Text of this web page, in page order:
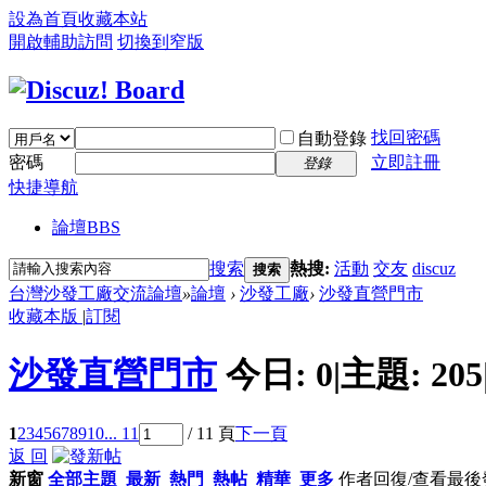
設為首頁收藏本站
開啟輔助訪問 切換到窄版
自動登錄 找回密碼
密碼
登錄
立即註冊
快捷導航
論壇BBS
搜索 搜索 熱搜: 活動 交友 discuz
台灣沙發工廠交流論壇»論壇 › 沙發工廠› 沙發直營門市
收藏本版 |訂閱
沙發直營門市 今日: 0|主題: 205
12345678910... 11 / 11 頁下一頁
返 回
新窗 全部主題 最新 熱門 熱帖 精華 更多 作者回復/查看最後